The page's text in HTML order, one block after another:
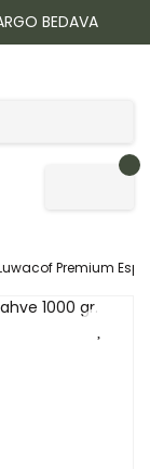
BEDAVA
Premium